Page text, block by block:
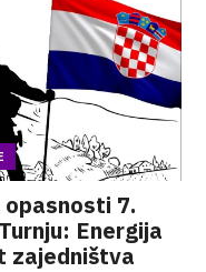
7.
Energija
zajedništva